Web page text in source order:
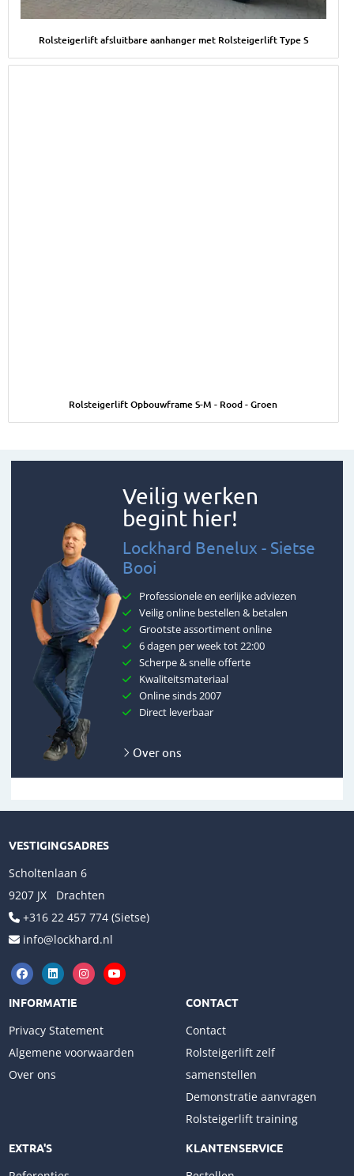
Rolsteigerlift afsluitbare aanhanger met Rolsteigerlift Type S
Rolsteigerlift Opbouwframe S-M - Rood - Groen
Veilig werken
begint hier!
Lockhard Benelux - Sietse
Booi
Professionele en eerlijke adviezen
Veilig online bestellen & betalen
Grootste assortiment online
6 dagen per week tot 22:00
Scherpe & snelle offerte
Kwaliteitsmateriaal
Online sinds 2007
Direct leverbaar
Over ons
VESTIGINGSADRES
Scholtenlaan 6
9207 JX Drachten
+316 22 457 774 (Sietse)
info@lockhard.nl
INFORMATIE
Privacy Statement
Algemene voorwaarden
Over ons
CONTACT
Contact
Rolsteigerlift zelf
samenstellen
Demonstratie aanvragen
Rolsteigerlift training
EXTRA'S KLANTENSERVICE